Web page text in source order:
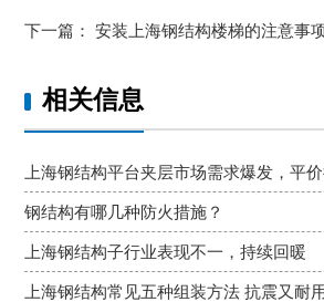
下一篇： 安装上海钢结构楼梯的注意事
相关信息
上海钢结构平台夹层市场需求爆发，平
钢结构有哪几种防火措施？
上海钢结构子行业表现不一，持续回暖
上海钢结构常见五种组装方法 抗震又耐